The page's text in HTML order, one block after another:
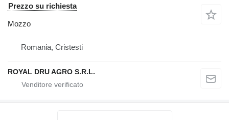
Prezzo su richiesta
Mozzo
Romania, Cristesti
ROYAL DRU AGRO S.R.L.